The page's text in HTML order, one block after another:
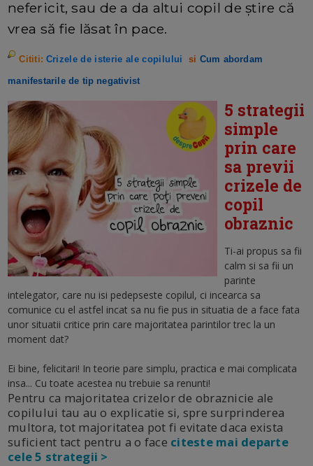
nefericit, sau de a da altui copil de știre că
vrea să fie lăsat în pace.
Cititi: Crizele de isterie ale copilului si Cum abordam
manifestarile de tip negativist
5 strategii
simple
prin care
sa previi
crizele de
copil
obraznic
Ti-ai propus sa fii
calm si sa fii un
parinte
intelegator, care nu isi pedepseste copilul, ci incearca sa
comunice cu el astfel incat sa nu fie pus in situatia de a face fata
unor situatii critice prin care majoritatea parintilor trec la un
moment dat?
Ei bine, felicitari! In teorie pare simplu, practica e mai complicata
insa... Cu toate acestea nu trebuie sa renunti!
Pentru ca majoritatea crizelor de obraznicie ale
copilului tau au o explicatie si, spre surprinderea
multora, tot majoritatea pot fi evitate daca exista
suficient tact pentru a o face citeste mai departe
cele 5 strategii >